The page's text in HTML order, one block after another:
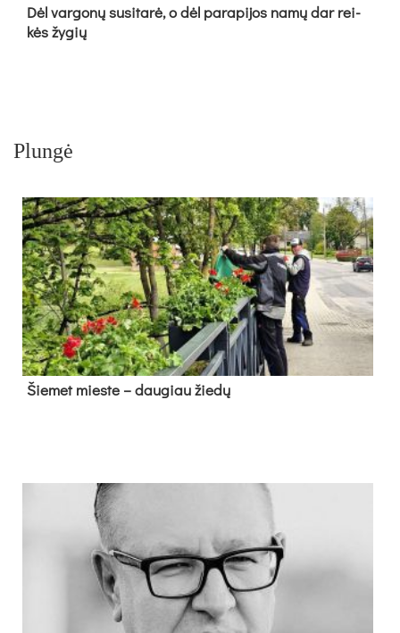
Dėl var­go­nų su­si­ta­rė, o dėl pa­ra­pi­jos na­mų dar rei­
kės žy­gių
Plungė
Šie­met mies­te – dau­giau žie­dų